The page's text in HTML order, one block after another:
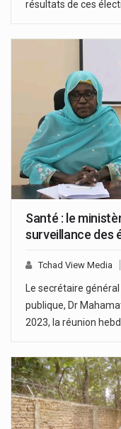
résultats de ces
Santé : le
surveillance des
Tchad View Media
Le secrétaire
publique, Dr
2023, la réunion